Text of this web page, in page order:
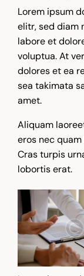
Lorem ipsum
elitr, sed diam
labore et
voluptua. At
dolores et ea
sea takimata
amet.
Aliquam
eros nec
Cras turpis
lobortis erat.